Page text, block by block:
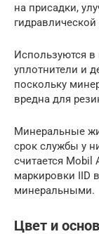
на присадки,
Используются в
уплотнители и
поскольку
вредна для
Минеральные
срок службы у
считается Mobil
маркировки IID
минеральными.
Цвет и